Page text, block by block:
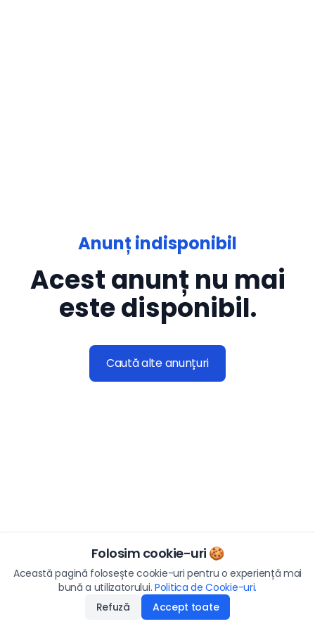
Anunț indisponibil
Acest anunț nu mai
este disponibil.
Caută alte anunțuri
Folosim cookie-uri 🍪
Această pagină folosește cookie-uri pentru o experiență mai
bună a utilizatorului. Politica de Cookie-uri.
Refuză
Accept toate